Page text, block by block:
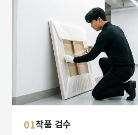
01작품 검수